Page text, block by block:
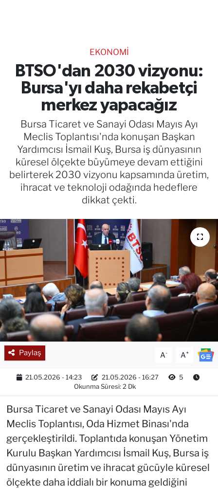
EKONOMİ
BTSO'dan 2030 vizyonu:
Bursa'yı daha rekabetçi
merkez yapacağız
Bursa Ticaret ve Sanayi Odası Mayıs Ayı
Meclis Toplantısı'nda konuşan Başkan
Yardımcısı İsmail Kuş, Bursa iş dünyasının
küresel ölçekte büyümeye devam ettiğini
belirterek 2030 vizyonu kapsamında üretim,
ihracat ve teknoloji odağında hedeflere
dikkat çekti.
Paylaş A- A+
21.05.2026 - 14:23 21.05.2026 - 16:27
5
Okunma Süresi: 2 Dk
Bursa Ticaret ve Sanayi Odası Mayıs Ayı
Meclis Toplantısı, Oda Hizmet Binası'nda
gerçekleştirildi. Toplantıda konuşan Yönetim
Kurulu Başkan Yardımcısı İsmail Kuş, Bursa iş
dünyasının üretim ve ihracat gücüyle küresel
ölçekte daha iddialı bir konuma geldiğini
RESMİ İLANLAR
Gencsesfm Canlı Dinle